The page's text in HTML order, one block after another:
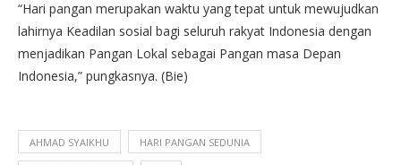
“Hari pangan merupakan waktu yang tepat untuk mewujudkan
lahirnya Keadilan sosial bagi seluruh rakyat Indonesia dengan
menjadikan Pangan Lokal sebagai Pangan masa Depan
Indonesia,” pungkasnya. (Bie)
AHMAD SYAIKHU HARI PANGAN SEDUNIA